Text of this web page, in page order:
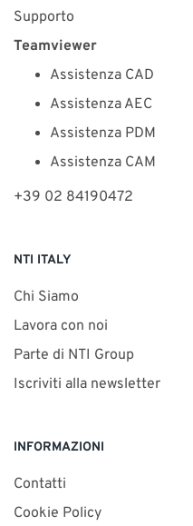
Supporto
Teamviewer
Assistenza CAD
Assistenza AEC
Assistenza PDM
Assistenza CAM
+39 02 84190472
NTI ITALY
Chi Siamo
Lavora con noi
Parte di NTI Group
Iscriviti alla newsletter
INFORMAZIONI
Contatti
Cookie Policy